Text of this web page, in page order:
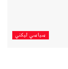
سیاسي لیکني